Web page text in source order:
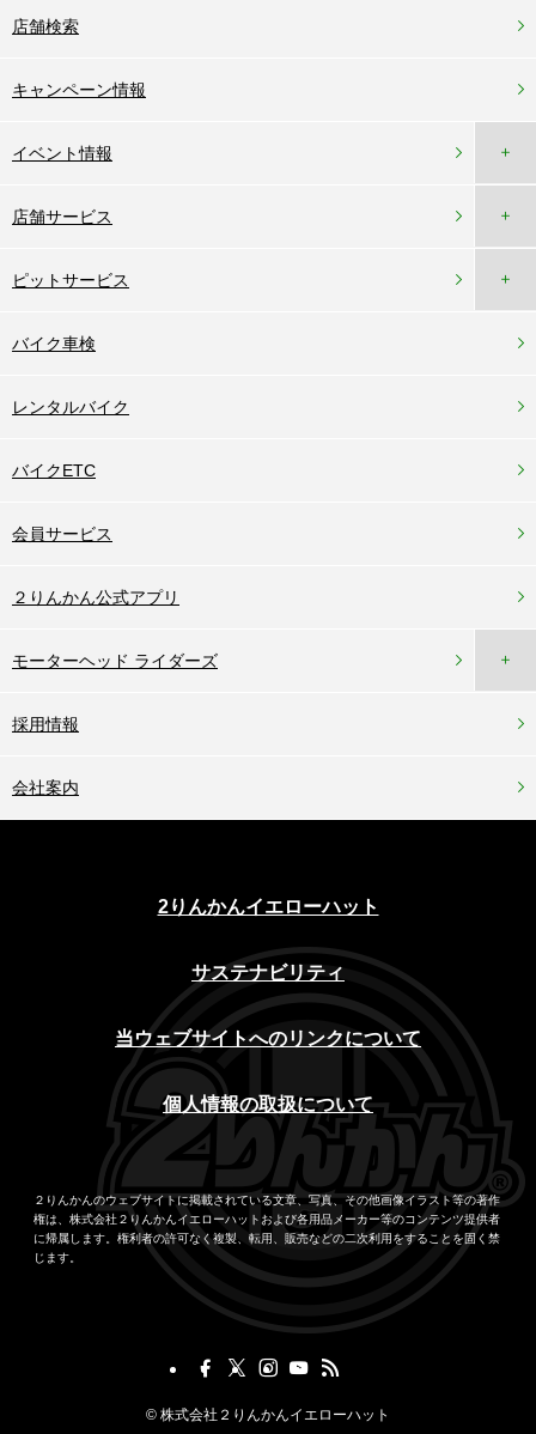
店舗検索
キャンペーン情報
イベント情報 ＋
店舗サービス ＋
ピットサービス ＋
バイク車検
レンタルバイク
バイクETC
会員サービス
２りんかん公式アプリ
モーターヘッド ライダーズ ＋
採用情報
会社案内
2りんかんイエローハット
サステナビリティ
当ウェブサイトへのリンクについて
個人情報の取扱について
２りんかんのウェブサイトに掲載されている文章、写真、その他画像イラスト等の著作
権は、株式会社２りんかんイエローハットおよび各用品メーカー等のコンテンツ提供者
に帰属します。権利者の許可なく複製、転用、販売などの二次利用をすることを固く禁
じます。
© 株式会社２りんかんイエローハット